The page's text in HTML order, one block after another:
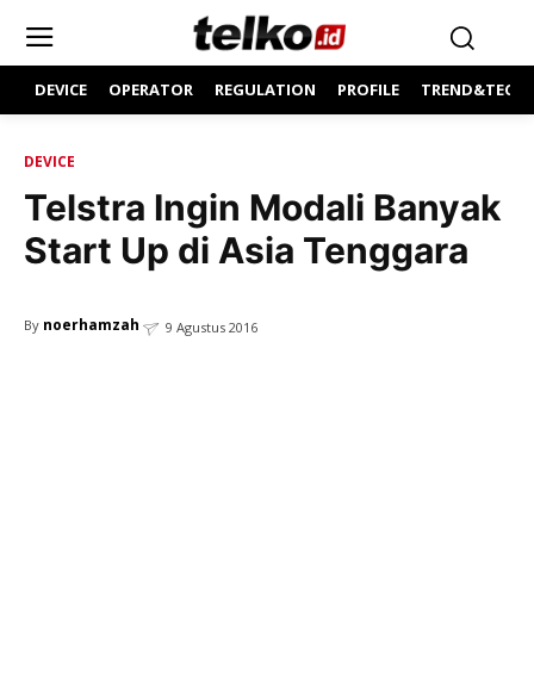
DEVICE OPERATOR REGULATION PROFILE
DEVICE
Telstra Ingin Modali Banyak
Start Up di Asia Tenggara
By noerhamzah 9 Agustus 2016